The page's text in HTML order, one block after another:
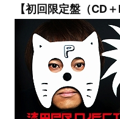
【初回限定盤（CD＋